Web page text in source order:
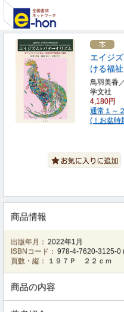
エイジ
ける福
鳥羽美香
学文社
4,180円
通常１～
(！お盆時
商品情報
出版年月： 2022年1月
ISBNコード： 978-4-7620-3125-0
頁数・縦：
１９７Ｐ ２２ｃｍ
商品の内容